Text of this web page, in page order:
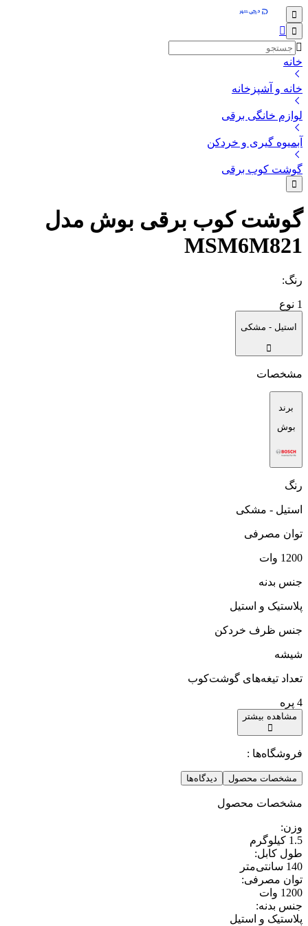
خانه
خانه و آشپزخانه
لوازم خانگی برقی
آبمیوه گیری و خردکن
گوشت کوب برقی
گوشت کوب برقی بوش مدل
MSM6M821
رنگ:
1 نوع
استیل - مشکی
مشخصات
برند
بوش
رنگ
استیل - مشکی
توان مصرفی
1200 وات
جنس بدنه
پلاستیک و استیل
جنس ظرف خردکن
شیشه
تعداد تیغه‌های گوشت‌کوب
4 پره
مشاهده بیشتر
فروشگاه‌ها :
مشخصات محصول دیدگاه‌ها
مشخصات محصول
وزن:
1.5 کیلوگرم
طول کابل:
140 سانتی‌متر
توان مصرفی:
1200 وات
جنس بدنه:
پلاستیک و استیل